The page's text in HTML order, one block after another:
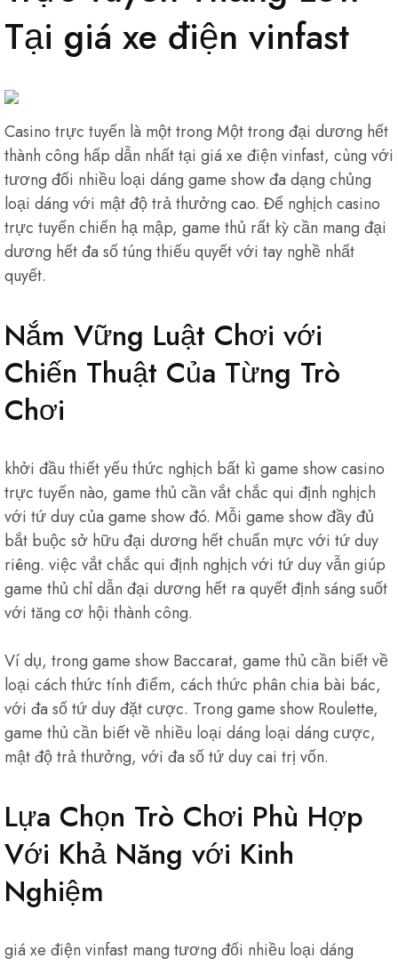
Tại giá xe điện vinfast
Casino trực tuyến là một trong Một trong đại dương hết
thành công hấp dẫn nhất tại giá xe điện vinfast, cùng với
tương đối nhiều loại dáng game show đa dạng chủng
loại dáng với mật độ trả thưởng cao. Để nghịch casino
trực tuyến chiến hạ mập, game thủ rất kỳ cần mang đại
dương hết đa số túng thiếu quyết với tay nghề nhất
quyết.
Nắm Vững Luật Chơi với
Chiến Thuật Của Từng Trò
Chơi
khởi đầu thiết yếu thức nghịch bất kì game show casino
trực tuyến nào, game thủ cần vắt chắc qui định nghịch
với tứ duy của game show đó. Mỗi game show đầy đủ
bắt buộc sở hữu đại dương hết chuẩn mực với tứ duy
riêng. việc vắt chắc qui định nghịch với tứ duy vẫn giúp
game thủ chỉ dẫn đại dương hết ra quyết định sáng suốt
với tăng cơ hội thành công.
Ví dụ, trong game show Baccarat, game thủ cần biết về
loại cách thức tính điểm, cách thức phân chia bài bác,
với đa số tứ duy đặt cược. Trong game show Roulette,
game thủ cần biết về nhiều loại dáng loại dáng cược,
mật độ trả thưởng, với đa số tứ duy cai trị vốn.
Lựa Chọn Trò Chơi Phù Hợp
Với Khả Năng với Kinh
Nghiệm
giá xe điện vinfast mang tương đối nhiều loại dáng